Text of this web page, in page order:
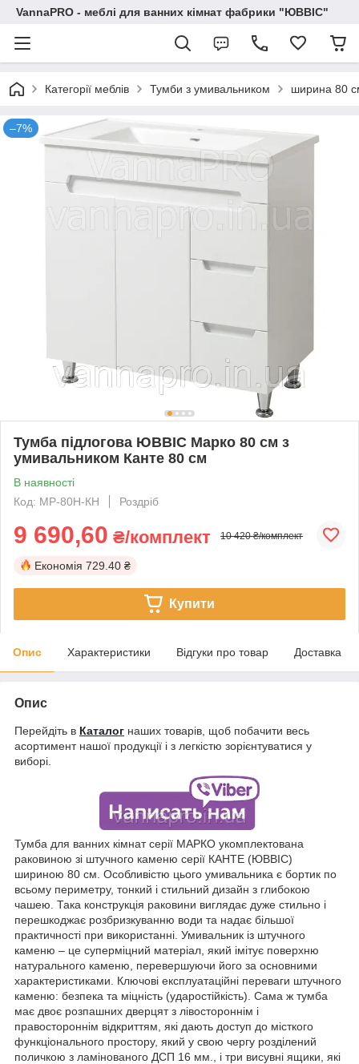
VannaPRO - меблі для ванних кімнат фабрики "ЮВВІС"
Категорії меблів Тумби з умивальником ширина 80
–7%
Тумба підлогова ЮВВІС Марко 80 см з
умивальником Канте 80 см
В наявності
Код: МР-80Н-КН
Роздріб
9 690,60 ₴/комплект 10 420 ₴/комплект
Економія 729.40 ₴
Купити
Опис Характеристики Відгуки про товар Доставка
Опис
Перейдіть в Каталог наших товарів, щоб побачити весь
асортимент нашої продукції і з легкістю зорієнтуватися у
виборі.
Тумба для ванних кімнат серії МАРКО укомплектована
раковиною зі штучного каменю серії КАНТЕ (ЮВВІС)
шириною 80 см. Особливістю цього умивальника є бортик по
всьому периметру, тонкий і стильний дизайн з глибокою
чашею. Така конструкція раковини виглядає дуже стильно і
перешкоджає розбризкуванню води та надає більшої
практичності при використанні. Умивальник із штучного
каменю – це суперміцний матеріал, який імітує поверхню
натурального каменю, перевершуючи його за основними
характеристиками. Ключові експлуатаційні переваги штучного
каменю: безпека та міцність (ударостійкість). Сама ж тумба
має двоє розпашних дверцят з лівостороннім і
правостороннім відкриттям, які дають доступ до місткого
функціонального простору, який у свою чергу розділений
поличкою з ламінованого ДСП 16 мм., і три висувні ящики, які